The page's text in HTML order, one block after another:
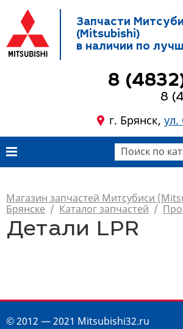
Запчасти
(Mitsubishi)
в наличии по
8
8
г. Брянск, ул.
Магазин запчастей Митсубиси
Брянске / Каталог запчастей /
Детали LPR
© 2012 — 2021 Mitsubishi32.ru